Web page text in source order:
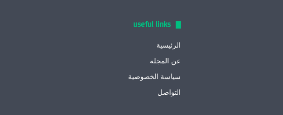
useful links
الرئيسية
عن المجلة
سياسة الخصوصية
التواصل